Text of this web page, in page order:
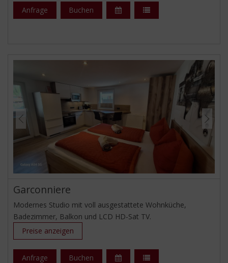
Doppelbett und ein Einzelbett, Waschbecken und LCD HD-
Sat.
WLAN, 1 x Handtücher und 1 x Bettwäsche sind inkl.
Exkl. Endreinigung.
Kurznächtigung auf Anfrage.
Anfrage Buchen
Garconniere
Modernes Studio mit voll ausgestattete Wohnküche,
Badezimmer, Balkon und LCD HD-Sat TV.
Preise anzeigen
Anfrage Buchen